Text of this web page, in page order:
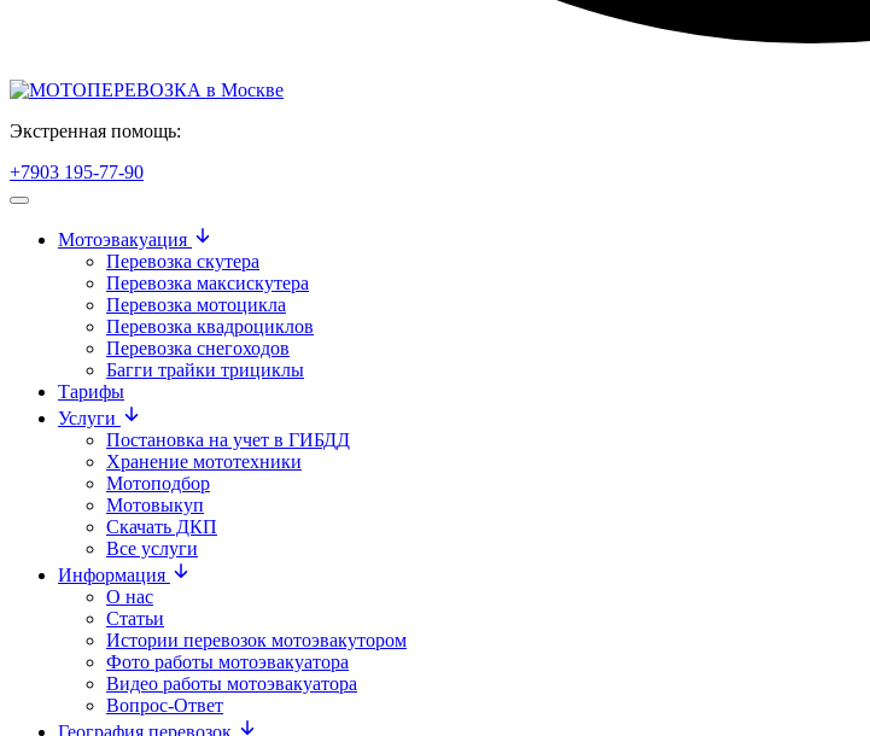
Экстренная помощь:
+7903 195-77-90
Мотоэвакуация
Перевозка скутера
Перевозка максискутера
Перевозка мотоцикла
Перевозка квадроциклов
Перевозка снегоходов
Багги трайки трициклы
Тарифы
Услуги
Постановка на учет в ГИБДД
Хранение мототехники
Мотоподбор
Мотовыкуп
Скачать ДКП
Все услуги
Информация
О нас
Статьи
Истории перевозок мотоэвакутором
Фото работы мотоэвакуатора
Видео работы мотоэвакуатора
Вопрос-Ответ
География перевозок